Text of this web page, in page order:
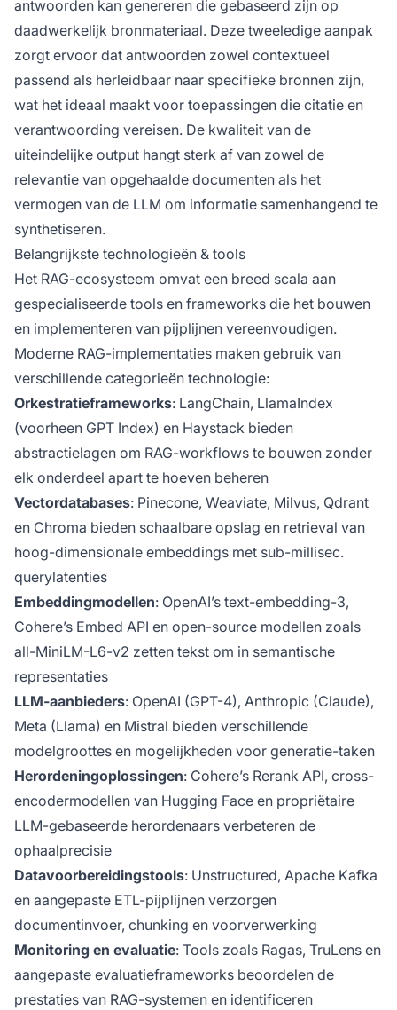
antwoorden kan genereren die gebaseerd zijn op
daadwerkelijk bronmateriaal. Deze tweeledige aanpak
zorgt ervoor dat antwoorden zowel contextueel
passend als herleidbaar naar specifieke bronnen zijn,
wat het ideaal maakt voor toepassingen die citatie en
verantwoording vereisen. De kwaliteit van de
uiteindelijke output hangt sterk af van zowel de
relevantie van opgehaalde documenten als het
vermogen van de LLM om informatie samenhangend te
synthetiseren.
Belangrijkste technologieën & tools
Het RAG-ecosysteem omvat een breed scala aan
gespecialiseerde tools en frameworks die het bouwen
en implementeren van pijplijnen vereenvoudigen.
Moderne RAG-implementaties maken gebruik van
verschillende categorieën technologie:
Orkestratieframeworks: LangChain, LlamaIndex
(voorheen GPT Index) en Haystack bieden
abstractielagen om RAG-workflows te bouwen zonder
elk onderdeel apart te hoeven beheren
Vectordatabases: Pinecone, Weaviate, Milvus, Qdrant
en Chroma bieden schaalbare opslag en retrieval van
hoog-dimensionale embeddings met sub-millisec.
querylatenties
Embeddingmodellen: OpenAI’s text-embedding-3,
Cohere’s Embed API en open-source modellen zoals
all-MiniLM-L6-v2 zetten tekst om in semantische
representaties
LLM-aanbieders: OpenAI (GPT-4), Anthropic (Claude),
Meta (Llama) en Mistral bieden verschillende
modelgroottes en mogelijkheden voor generatie-taken
Herordeningoplossingen: Cohere’s Rerank API, cross-
encodermodellen van Hugging Face en propriëtaire
LLM-gebaseerde herordenaars verbeteren de
ophaalprecisie
Datavoorbereidingstools: Unstructured, Apache Kafka
en aangepaste ETL-pijplijnen verzorgen
documentinvoer, chunking en voorverwerking
Monitoring en evaluatie: Tools zoals Ragas, TruLens en
aangepaste evaluatieframeworks beoordelen de
prestaties van RAG-systemen en identificeren